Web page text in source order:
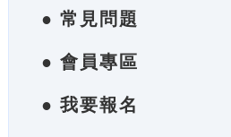
● 常見問題
● 會員專區
● 我要報名